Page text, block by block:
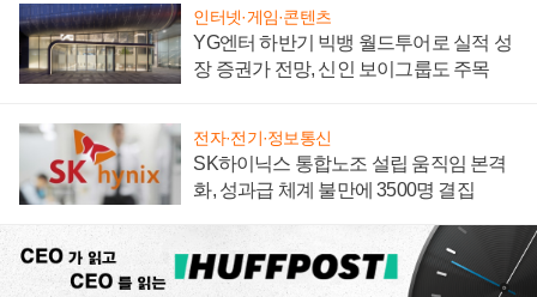
인터넷·게임·콘텐츠
YG엔터 하반기 빅뱅 월드투어로 실적 성
장 증권가 전망, 신인 보이그룹도 주목
전자·전기·정보통신
SK하이닉스 통합노조 설립 움직임 본격
화, 성과급 체계 불만에 3500명 결집